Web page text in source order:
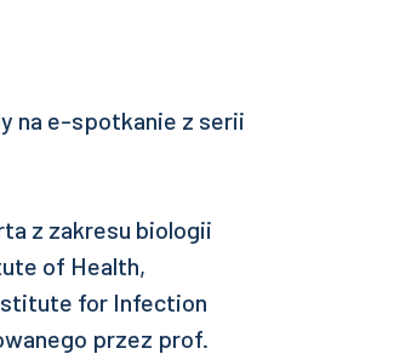
na e-spotkanie z serii
z zakresu biologii
of Health,
for Infection
przez prof.